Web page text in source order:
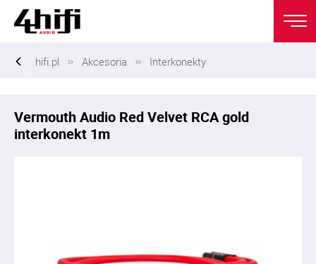
hifi.pl Akcesoria Interkonekty
Vermouth Audio Red Velvet RCA gold
interkonekt 1m